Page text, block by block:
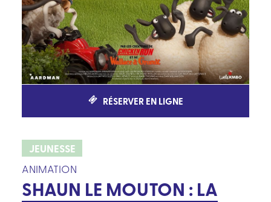
RÉSERVER EN LIGNE
JEUNESSE
ANIMATION
SHAUN LE MOUTON : LA